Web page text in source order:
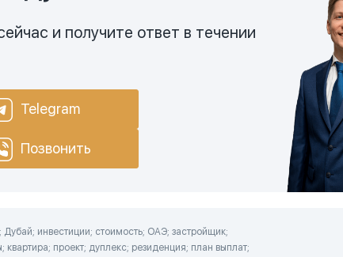
и получите ответ в течении
Telegram
Позвонить
инвестиции; стоимость; ОАЭ; застройщик;
квартира; проект; дуплекс; резиденция; план выплат;